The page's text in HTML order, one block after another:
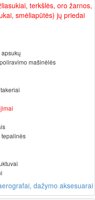
terkšlės, oro žarnos,
smėliapūtės) jų priedai
mašinėlės
tepalinės
dažymo aksesuarai